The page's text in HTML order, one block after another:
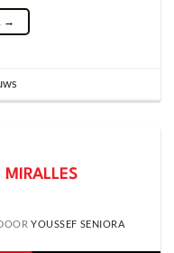
→
YOUSSEF SENIORA